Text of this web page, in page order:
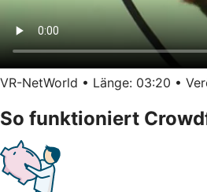
VR-NetWorld • Länge: 03:20 •
So funktioniert